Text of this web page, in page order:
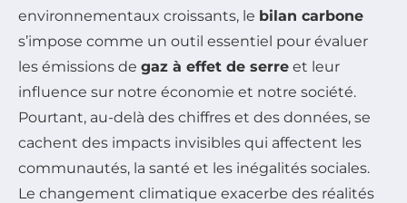
environnementaux croissants, le bilan carbone
s’impose comme un outil essentiel pour évaluer
les émissions de gaz à effet de serre et leur
influence sur notre économie et notre société.
Pourtant, au-delà des chiffres et des données, se
cachent des impacts invisibles qui affectent les
communautés, la santé et les inégalités sociales.
Le changement climatique exacerbe des réalités